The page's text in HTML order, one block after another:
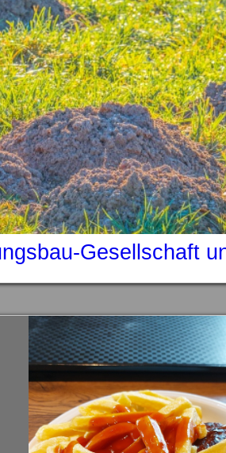
Gesellschaft